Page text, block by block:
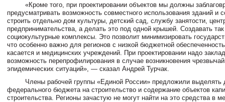
«Кроме того, при проектировании объектов мы должны
предусматривать возможность совместного использования зданий и
строить отдельно дом культуры, детский сад, службу занятости,
предпринимательства, а делать это под одной крышей. Создавать
социокультурные комплексы. Это позволит минимизировать
что особенно важно для регионов с низкой бюджетной
касается и медицинских учреждений. При проектировании надо
возможность перепрофилирования в случае возникновения
эпидемических ситуаций», — сказал Андрей Турчак.
Члены рабочей группы «Единой России» предложили выделять
федерального бюджета на строительство и содержание объектов
строительства. Регионы зачастую не могут найти на это средства в